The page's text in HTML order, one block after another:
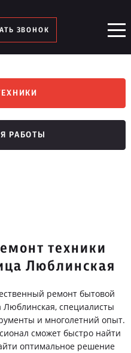
ЗВОНОК
РАБОТЫ
техники
Люблинская
ремонт бытовой
специалисты
и многолетний опыт.
сможет быстро найти
оптимальное решение